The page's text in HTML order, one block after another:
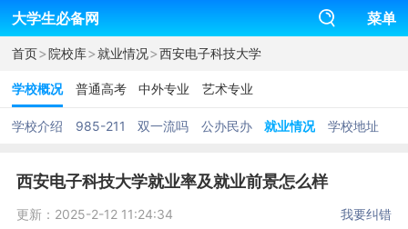
大学生必备网 菜单
首页>院校库>就业情况>西安电子科技大学
学校概况 普通高考 中外专业 艺术专业
学校介绍 985-211 双一流吗 公办民办 就业情况 学校地址
西安电子科技大学就业率及就业前景怎么样
更新：2025-2-12 11:24:34 我要纠错